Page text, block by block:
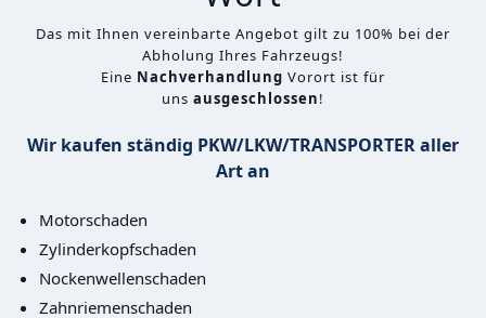
Das mit Ihnen vereinbarte Angebot gilt zu 100% bei der
Abholung Ihres Fahrzeugs!
Eine Nachverhandlung Vorort ist für
uns ausgeschlossen!
Wir kaufen ständig PKW/LKW/TRANSPORTER aller
Art an
Motorschaden
Zylinderkopfschaden
Nockenwellenschaden
Zahnriemenschaden